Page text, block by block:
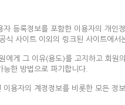
등록정보를 포함한 이용자의 개
식 사이트 이외의 링크된 사이트에
에게 그 이유(용도)를 고지하고 회
한 방법으로 파기합니다.
용자의 계정정보를 비롯한 모든 정